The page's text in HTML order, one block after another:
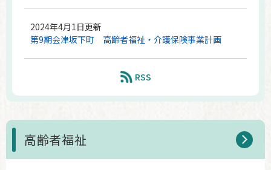
2024年4月1日更新
第9期会津坂下町 高齢者福祉・介護保険事業計画
RSS
高齢者福祉